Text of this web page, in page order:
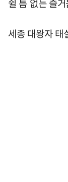
쉴 틈 없는 즐
세종 대왕자 태